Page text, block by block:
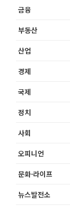
금융
부동산
산업
경제
국제
정치
사회
오피니언
문화·라이프
뉴스발전소